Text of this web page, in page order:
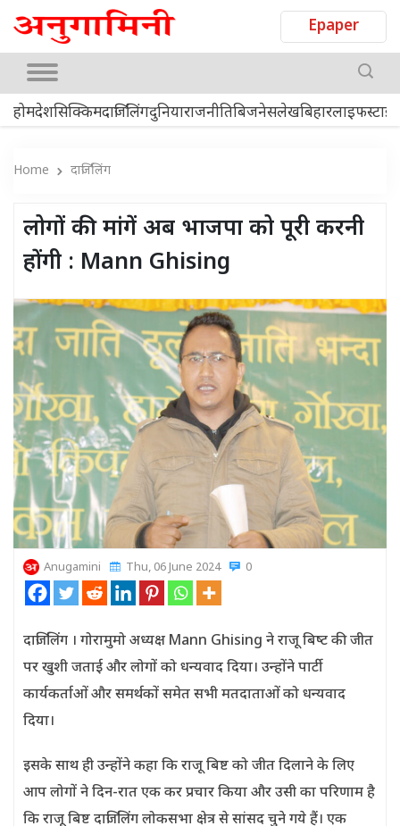
Epaper
होमदेशसिक्किमदार्जिलिंगदुनियाराजनीतिबिजनेसलेखबिहार
Home दार्जिलिंग
लोगों की मांगें अब भाजपा को पूरी करनी
होंगी : Mann Ghising
Anugamini Thu, 06 June 2024 0
दार्जिलिंग । गोरामुमो अध्यक्ष Mann Ghising ने राजू बिष्‍ट की जीत
पर खुशी जताई और लोगों को धन्यवाद दिया। उन्होंने पार्टी
कार्यकर्ताओं और समर्थकों समेत सभी मतदाताओं को धन्यवाद
दिया।
इसके साथ ही उन्होंने कहा कि राजू बिष्ट को जीत दिलाने के लिए
आप लोगों ने दिन-रात एक कर प्रचार किया और उसी का परिणाम है
कि राजू बिष्ट दार्जिलिंग लोकसभा क्षेत्र से सांसद चुने गये हैं। एक